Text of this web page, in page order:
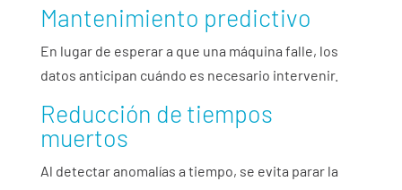
Mantenimiento predictivo
En lugar de esperar a que una máquina falle, los
datos anticipan cuándo es necesario intervenir.
Reducción de tiempos
muertos
Al detectar anomalías a tiempo, se evita parar la